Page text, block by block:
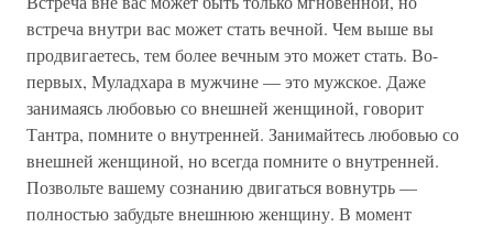
встреча внутри вас может стать вечной. Чем выше вы
продвигаетесь, тем более вечным это может стать. Во-
первых, Муладхара в мужчине — это мужское. Даже
занимаясь любовью со внешней женщиной, говорит
Тантра, помните о внутренней. Занимайтесь любовью со
внешней женщиной, но всегда помните о внутренней.
Позвольте вашему сознанию двигаться вовнутрь —
полностью забудьте внешнюю женщину. В момент